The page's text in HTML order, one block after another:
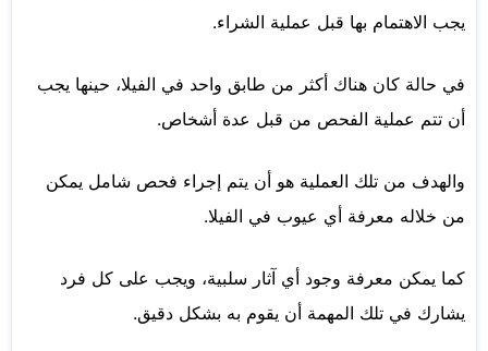
يجب الاهتمام بها قبل عملية الشراء.
في حالة كان هناك أكثر من طابق واحد في الفيلا، حينها يجب
أن تتم عملية الفحص من قبل عدة أشخاص.
والهدف من تلك العملية هو أن يتم إجراء فحص شامل يمكن
من خلاله معرفة أي عيوب في الفيلا.
كما يمكن معرفة وجود أي آثار سلبية، ويجب على كل فرد
يشارك في تلك المهمة أن يقوم به بشكل دقيق.